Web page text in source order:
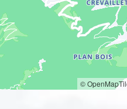
©